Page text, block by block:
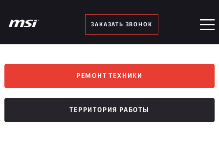
ЗАКАЗАТЬ ЗВОНОК
РЕМОНТ ТЕХНИКИ
ТЕРРИТОРИЯ РАБОТЫ